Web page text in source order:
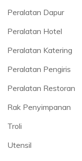
Peralatan Dapur
Peralatan Hotel
Peralatan Katering
Peralatan Pengiris
Peralatan Restoran
Rak Penyimpanan
Troli
Utensil